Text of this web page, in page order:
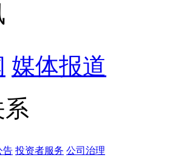
媒体报道
告 投资者服务 公司治理